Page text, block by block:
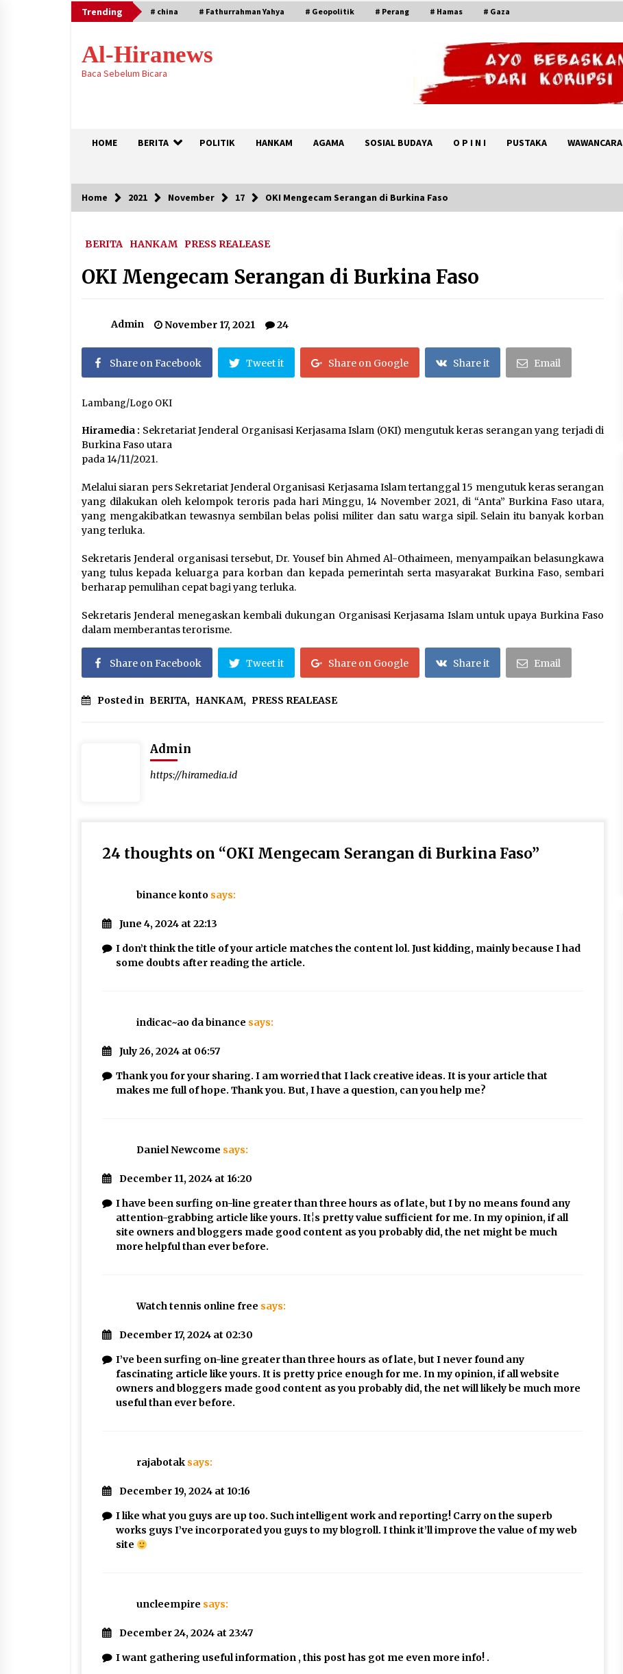
Skip
to
Trending # china # Fathurrahman Yahya # Geopolitik # Perang # Hamas # Gaza
Al-Hiranews
Baca Sebelum Bicara
HOME BERITA POLITIK HANKAM AGAMA SOSIAL BUDAYA O P I N I PUSTAKA WAWANCARA
Trending
Houthi Menyerang Kamp Militer
August 7, 2026
di Jeddah
August 7, 2026
Abdul El-Sayed Mengguncang
August 7, 2026
Kerajaan Arab Saudi Menyerukan
Hari Minggu
Hari Keempat Operasional Haji
Jemaah Haji Indonesia Mulai
April 23, 2026 April 22, 2026
Home 2021 November 17 OKI Mengecam Serangan di Burkina Faso
BERITA HANKAM PRESS REALEASE
OKI Mengecam Serangan di Burkina Faso
Admin November 17, 2021 24
Share on Facebook Tweet it Share on Google Share it Email
Lambang/Logo OKI
Hiramedia : Sekretariat Jenderal Organisasi Kerjasama Islam (OKI) mengutuk keras serangan yang terjadi di
Burkina Faso utara
pada 14/11/2021.
Melalui siaran pers Sekretariat Jenderal Organisasi Kerjasama Islam tertanggal 15 mengutuk keras serangan
yang dilakukan oleh kelompok teroris pada hari Minggu, 14 November 2021, di “Anta” Burkina Faso utara,
yang mengakibatkan tewasnya sembilan belas polisi militer dan satu warga sipil. Selain itu banyak korban
yang terluka.
Sekretaris Jenderal organisasi tersebut, Dr. Yousef bin Ahmed Al-Othaimeen, menyampaikan belasungkawa
yang tulus kepada keluarga para korban dan kepada pemerintah serta masyarakat Burkina Faso, sembari
berharap pemulihan cepat bagi yang terluka.
Sekretaris Jenderal menegaskan kembali dukungan Organisasi Kerjasama Islam untuk upaya Burkina Faso
dalam memberantas terorisme.
Share on Facebook Tweet it Share on Google Share it Email
Posted in BERITA, HANKAM, PRESS REALEASE
Admin
https://hiramedia.id
24 thoughts on “OKI Mengecam Serangan di Burkina Faso”
binance konto says:
June 4, 2024 at 22:13
I don’t think the title of your article matches the content lol. Just kidding, mainly because I had
some doubts after reading the article.
indicac~ao da binance says:
July 26, 2024 at 06:57
Thank you for your sharing. I am worried that I lack creative ideas. It is your article that
makes me full of hope. Thank you. But, I have a question, can you help me?
Daniel Newcome says:
December 11, 2024 at 16:20
I have been surfing on-line greater than three hours as of late, but I by no means found any
attention-grabbing article like yours. It¦s pretty value sufficient for me. In my opinion, if all
site owners and bloggers made good content as you probably did, the net might be much
more helpful than ever before.
Watch tennis online free says:
December 17, 2024 at 02:30
I’ve been surfing on-line greater than three hours as of late, but I never found any
fascinating article like yours. It is pretty price enough for me. In my opinion, if all website
owners and bloggers made good content as you probably did, the net will likely be much more
useful than ever before.
rajabotak says:
December 19, 2024 at 10:16
I like what you guys are up too. Such intelligent work and reporting! Carry on the superb
works guys I’ve incorporated you guys to my blogroll. I think it’ll improve the value of my web
site
uncleempire says:
December 24, 2024 at 23:47
I want gathering useful information , this post has got me even more info! .